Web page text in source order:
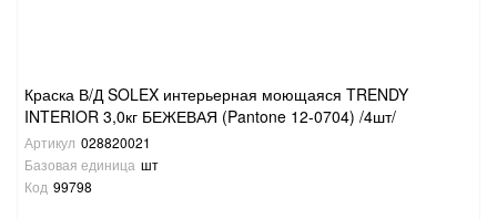
Краска В/Д SOLEX интерьерная моющаяся TRENDY
INTERIOR 3,0кг БЕЖЕВАЯ (Pantone 12-0704) /4шт/
Артикул 028820021
Базовая единица шт
Код 99798